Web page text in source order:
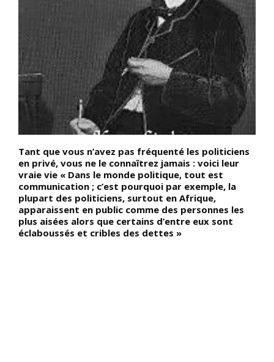
Tant que vous n’avez pas fréquenté les politiciens
en privé, vous ne le connaîtrez jamais : voici leur
vraie vie « Dans le monde politique, tout est
communication ; c’est pourquoi par exemple, la
plupart des politiciens, surtout en Afrique,
apparaissent en public comme des personnes les
plus aisées alors que certains d’entre eux sont
éclaboussés et cribles des dettes »